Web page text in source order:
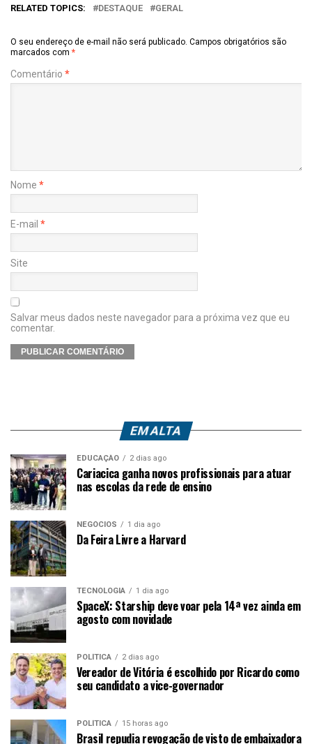
RELATED TOPICS: DESTAQUE GERAL
O seu endereço de e-mail não será publicado. Campos obrigatórios são
marcados com *
Comentário *
Nome *
E-mail *
Site
Salvar meus dados neste navegador para a próxima vez que eu
comentar.
EM ALTA
EDUCAÇÃO 2 dias ago
Cariacica ganha novos profissionais para atuar
nas escolas da rede de ensino
NEGÓCIOS 1 dia ago
Da Feira Livre a Harvard
TECNOLOGIA 1 dia ago
SpaceX: Starship deve voar pela 14ª vez ainda em
agosto com novidade
POLÍTICA 2 dias ago
Vereador de Vitória é escolhido por Ricardo como
seu candidato a vice-governador
POLÍTICA 15 horas ago
Brasil repudia revogação de visto de embaixadora